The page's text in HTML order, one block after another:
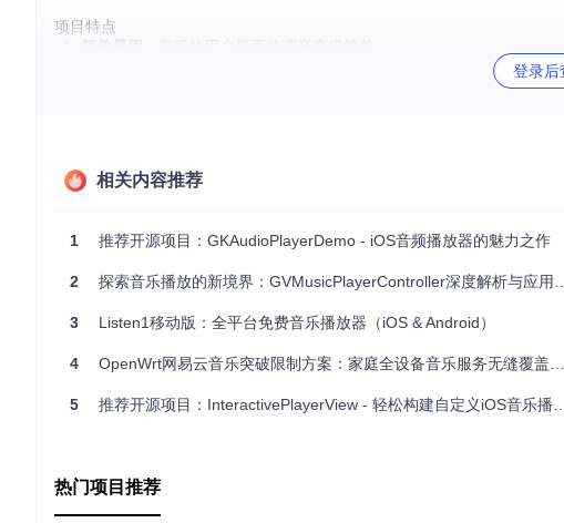
项目特点
Partita 不仅是一个实用的应用，也是学习iOS开发和音频处理技术的绝佳
入Partita，让你的音乐之路更加和谐动听！
登录后
相关内容推荐
1 推荐开源项目：GKAudioPlayerDemo - iOS音频播放器的魅力之作
2 探索音乐播放的新境界：GVMusicPlayerController深度解析与应用推荐
3 Listen1移动版：全平台免费音乐播放器（iOS & Android）
4 OpenWrt网易云音乐突破限制方案：家庭全设备音乐服务无缝覆盖指南
5 推荐开源项目：InteractivePlayerView - 轻松构建自定义iOS音乐播放器视图
热门项目推荐